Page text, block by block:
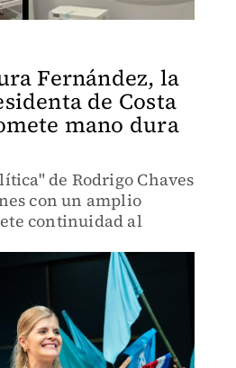
Fernández, la
de Costa
mano dura
de Rodrigo Chaves
con un amplio
continuidad al